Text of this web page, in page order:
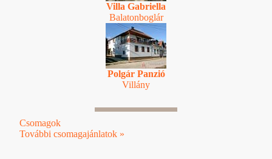
Villa Gabriella
Balatonboglár
Polgár Panzió
Villány
Csomagok
További csomagajánlatok »